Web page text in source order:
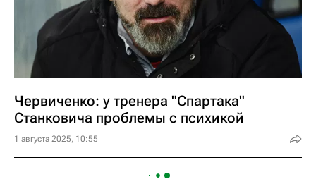
Червиченко: у тренера "Спартака"
Станковича проблемы с психикой
1 августа 2025, 10:55